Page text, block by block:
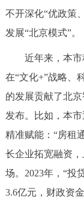
市领导
政务服务
不开深化“优政策
发展“北京模式”。
近年来，本市积
在“文化+”战略、
的发展贡献了北
发布。比如，本
精准赋能：“房租
长企业拓宽融资
场。2023年，“投
3.6亿元，财政资